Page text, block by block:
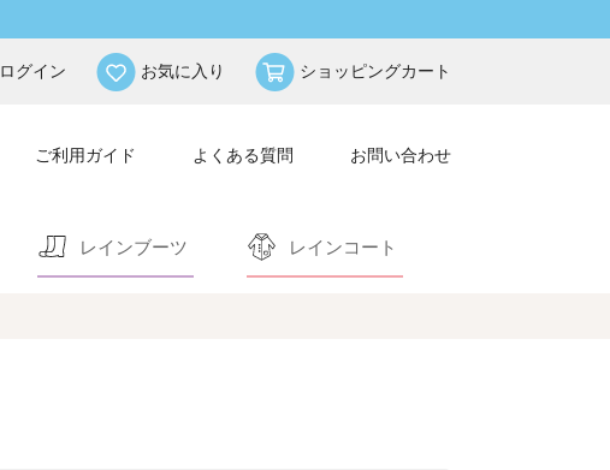
ログイン お気に入り ショッピングカート
ご利用ガイド よくある質問 お問い合わせ
レインブーツ レインコート